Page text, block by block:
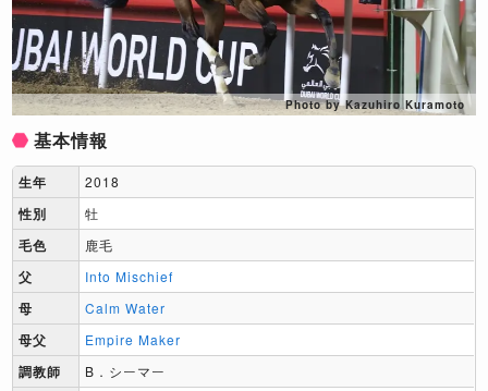
Photo by Kazuhiro Kuramoto
基本情報
生年 2018
性別 牡
毛色 鹿毛
父 Into Mischief
母 Calm Water
母父 Empire Maker
調教師 B．シーマー